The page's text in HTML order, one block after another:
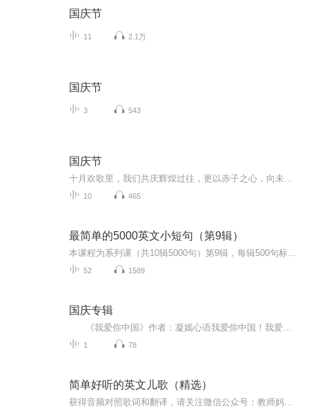
国庆节
11 2.1万
国庆节
3 543
国庆节
10 465
最简单的5000英文小短句（第9辑）
52 1589
国庆专辑
1 78
简单好听的英文儿歌（精选）